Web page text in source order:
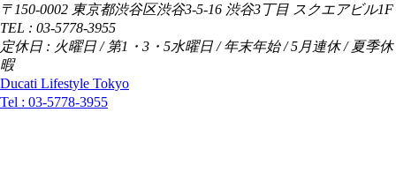
〒150-0002 東京都渋谷区渋谷3-5-16 渋谷3丁目 スクエアビル1F
TEL : 03-5778-3955
定休日 : 火曜日 / 第1・3・5水曜日 / 年末年始 / 5月連休 / 夏季休
暇
Ducati Lifestyle Tokyo
Tel : 03-5778-3955